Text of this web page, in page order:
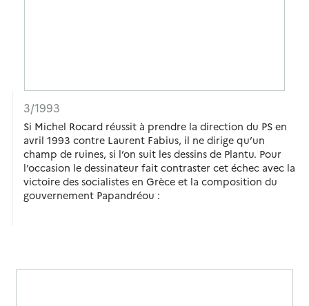
3/1993
Si Michel Rocard réussit à prendre la direction du PS en
avril 1993 contre Laurent Fabius, il ne dirige qu’un
champ de ruines, si l’on suit les dessins de Plantu. Pour
l’occasion le dessinateur fait contraster cet échec avec la
victoire des socialistes en Grèce et la composition du
gouvernement Papandréou :